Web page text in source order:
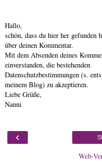
Hallo,
schön, dass du hier her gefunden
über deinen Kommentar.
Mit dem Absenden deines
einverstanden, die bestehenden
Datenschutzbestimmungen (s.
meinem Blog) zu akzeptieren.
Liebe Grüße,
Nanni
‹
Web-